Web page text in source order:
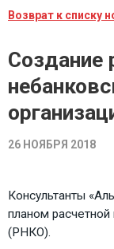
Возврат к списку
Создание
26 НОЯБРЯ 2018
Консультанты
планом расчетной
(РНКО).